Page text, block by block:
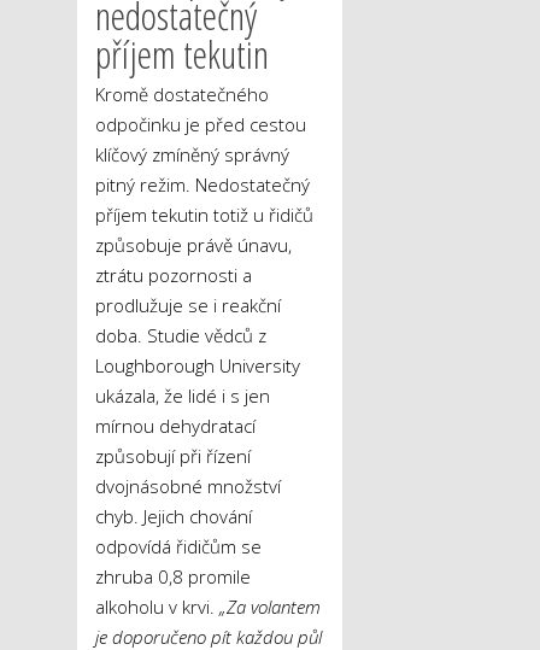
nedostatečný
příjem tekutin
Kromě dostatečného
odpočinku je před cestou
klíčový zmíněný správný
pitný režim. Nedostatečný
příjem tekutin totiž u řidičů
způsobuje právě únavu,
ztrátu pozornosti a
prodlužuje se i reakční
doba. Studie vědců z
Loughborough University
ukázala, že lidé i s jen
mírnou dehydratací
způsobují při řízení
dvojnásobné množství
chyb. Jejich chování
odpovídá řidičům se
zhruba 0,8 promile
alkoholu v krvi. „Za volantem
je doporučeno pít každou půl